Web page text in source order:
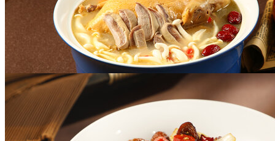
毛氏红烧肉￥48